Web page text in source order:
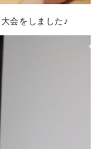
会をしました♪